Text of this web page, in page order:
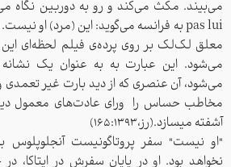
pas luiبه فرانسه می‌گوید: این (مرد) او
معلق لک‌لک بر روی پرده‌ی فیلم لحظه‌ای این
می‌شود. این عبارت به به عنوان یک نشانه
می‌شود، آن عنصری که از دید بارت غیر تعمدی
مخاطب حساس را ورای عادت‌های معمول
آشفته میسازد.(رز،165:1393)
"او نیست" سفر پروتاگونیست آنجلوپلوس
نخواهد بود. او در پایان سفرش در ایتاکا، در